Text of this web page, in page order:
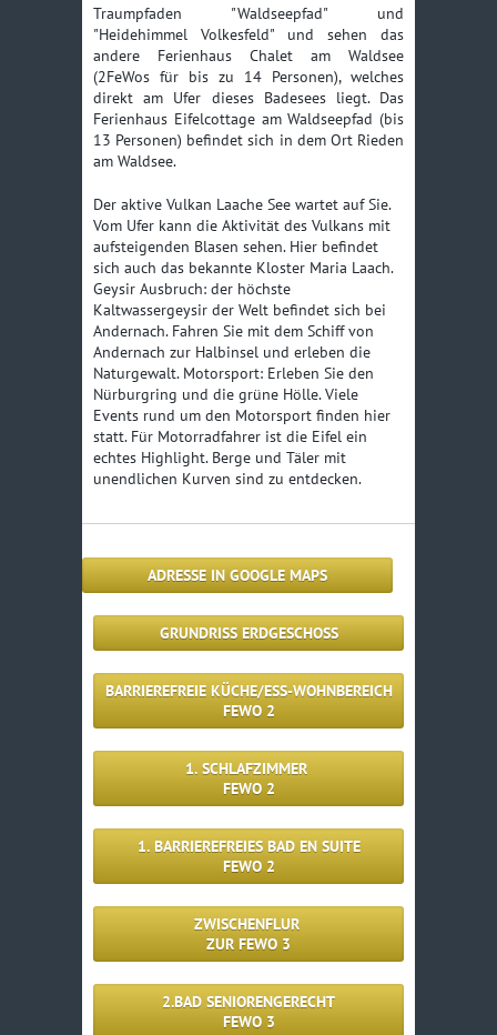
Traumpfaden "Waldseepfad" und
"Heidehimmel Volkesfeld" und sehen das
andere Ferienhaus Chalet am Waldsee
(2FeWos für bis zu 14 Personen), welches
direkt am Ufer dieses Badesees liegt. Das
Ferienhaus Eifelcottage am Waldseepfad (bis
13 Personen) befindet sich in dem Ort Rieden
am Waldsee.
Der aktive Vulkan Laache See wartet auf Sie.
Vom Ufer kann die Aktivität des Vulkans mit
aufsteigenden Blasen sehen. Hier befindet
sich auch das bekannte Kloster Maria Laach.
Geysir Ausbruch: der höchste
Kaltwassergeysir der Welt befindet sich bei
Andernach. Fahren Sie mit dem Schiff von
Andernach zur Halbinsel und erleben die
Naturgewalt. Motorsport: Erleben Sie den
Nürburgring und die grüne Hölle. Viele
Events rund um den Motorsport finden hier
statt. Für Motorradfahrer ist die Eifel ein
echtes Highlight. Berge und Täler mit
unendlichen Kurven sind zu entdecken.
ADRESSE IN GOOGLE MAPS
GRUNDRISS ERDGESCHOSS
BARRIEREFREIE KÜCHE/ESS-WOHNBEREICH
FEWO 2
1. SCHLAFZIMMER
FEWO 2
1. BARRIEREFREIES BAD EN SUITE
FEWO 2
ZWISCHENFLUR
ZUR FEWO 3
2.BAD SENIORENGERECHT
FEWO 3